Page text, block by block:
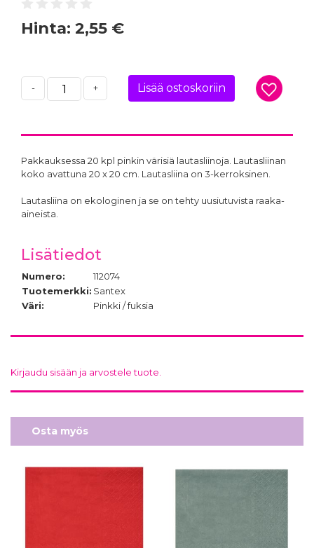
Hinta: 2,55 €
- + Lisää ostoskoriin
Pakkauksessa 20 kpl pinkin värisiä lautasliinoja. Lautasliinan
koko avattuna 20 x 20 cm. Lautasliina on 3-kerroksinen.
Lautasliina on ekologinen ja se on tehty uusiutuvista raaka-
aineista.
Lisätiedot
Numero:
112074
Tuotemerkki: Santex
Väri:
Pinkki / fuksia
Kirjaudu sisään ja arvostele tuote.
Osta myös